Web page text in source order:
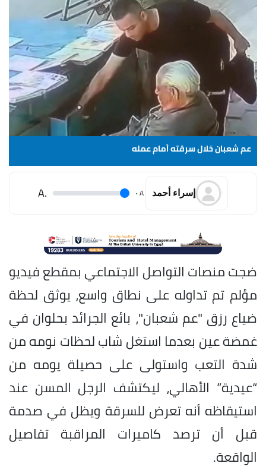
عم شعبان خلال سرقته أمام عمله
إسراء أحمد A
.
.A
ضجت منصات التواصل الاجتماعي بمقطع فيديو
مؤلم تم تداوله على نطاق واسع، يوثق لحظة
ضياع رزق "عم شعبان"، بائع الجرائد بحلوان في
غمضة عين بعدما استغل شاب لحظات نومه من
شدة التعب واستولى على حصيلة يومه من
“عيدية” الأهالي، ليكتشف الرجل المسن عند
استيقاظه أنه تعرض للسرقة ويظل في صدمة
قبل أن ترصد كاميرات المراقبة تفاصيل
الواقعة.